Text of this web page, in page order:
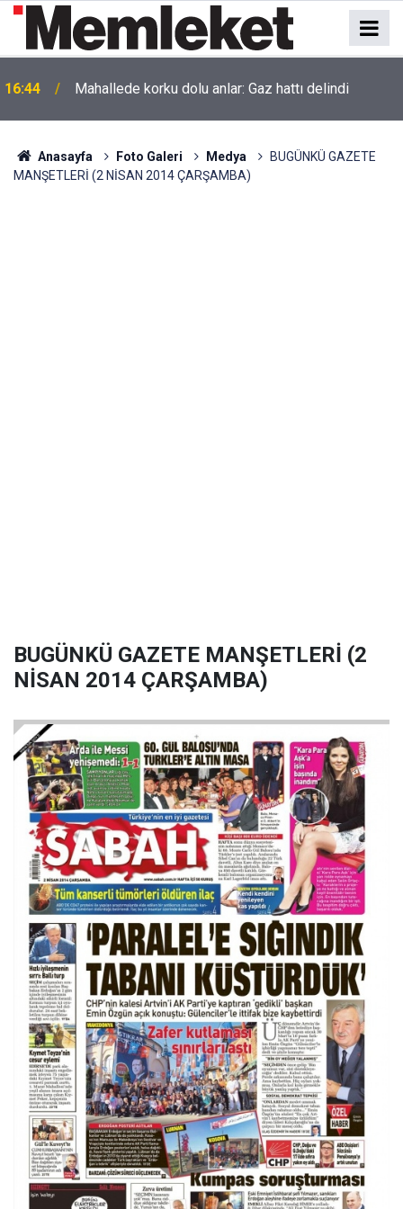
16:43
Teslim Oldu!
Anasayfa Foto Galeri Medya
BUGÜNKÜ GAZETE
MANŞETLERİ (2 NİSAN 2014 ÇARŞAMBA)
BUGÜNKÜ GAZETE MANŞETLERİ (2
NİSAN 2014 ÇARŞAMBA)